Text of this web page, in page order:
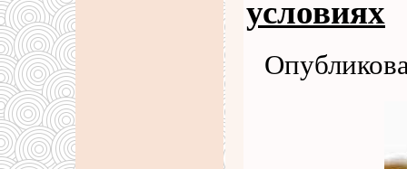
условиях